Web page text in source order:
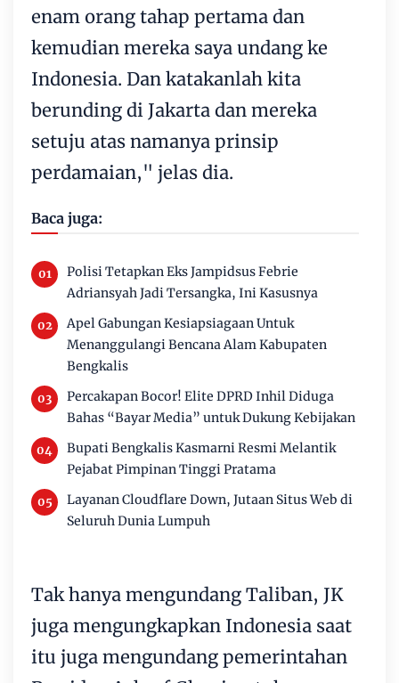
enam orang tahap pertama dan
kemudian mereka saya undang ke
Indonesia. Dan katakanlah kita
berunding di Jakarta dan mereka
setuju atas namanya prinsip
perdamaian," jelas dia.
Baca juga:
Polisi Tetapkan Eks Jampidsus Febrie
Adriansyah Jadi Tersangka, Ini Kasusnya
Apel Gabungan Kesiapsiagaan Untuk
Menanggulangi Bencana Alam Kabupaten
Bengkalis
Percakapan Bocor! Elite DPRD Inhil Diduga
Bahas “Bayar Media” untuk Dukung Kebijakan
Bupati Bengkalis Kasmarni Resmi Melantik
Pejabat Pimpinan Tinggi Pratama
Layanan Cloudflare Down, Jutaan Situs Web di
Seluruh Dunia Lumpuh
Tak hanya mengundang Taliban, JK
juga mengungkapkan Indonesia saat
itu juga mengundang pemerintahan